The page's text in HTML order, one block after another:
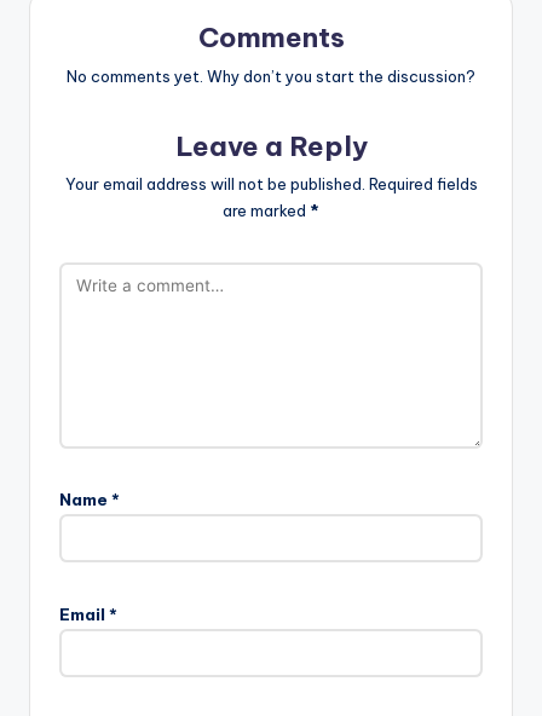
Comments
No comments yet. Why don’t you start the discussion?
Leave a Reply
Your email address will not be published. Required fields
are marked *
Name *
Email *